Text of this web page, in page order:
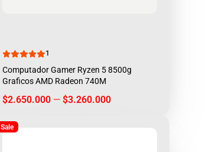
1
Computador Gamer Ryzen 5 8500g
Graficos AMD Radeon 740M
Price
$2.650.000 — $3.260.000
Sale